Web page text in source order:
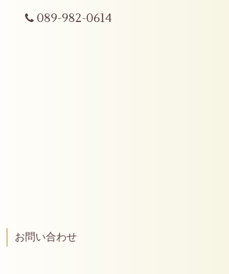
089-982-0614
お問い合わせ